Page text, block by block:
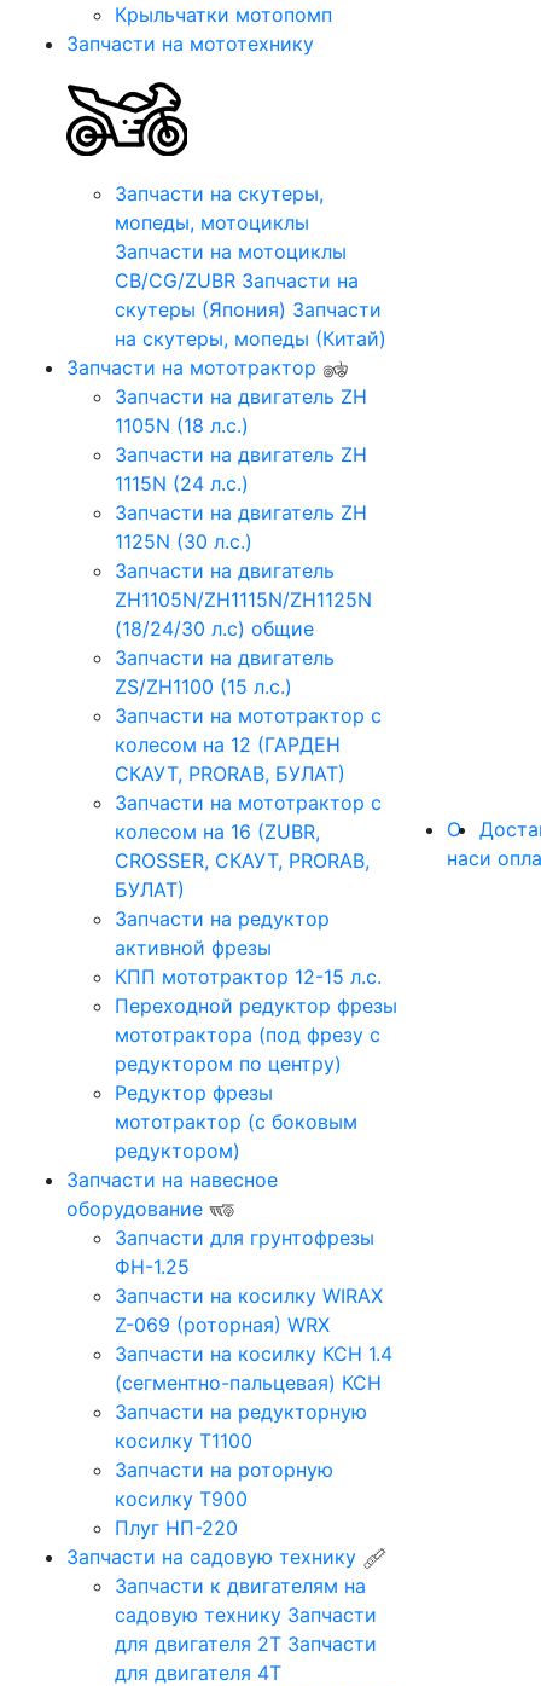
Крыльчатки мотопомп
Запчасти на мототехнику
Запчасти на скутеры,
мопеды, мотоциклы
Запчасти на мотоциклы
CB/CG/ZUBR Запчасти на
скутеры (Япония) Запчасти
на скутеры, мопеды (Китай)
Запчасти на мототрактор
Запчасти на двигатель ZH
1105N (18 л.с.)
Запчасти на двигатель ZH
1115N (24 л.с.)
Запчасти на двигатель ZH
1125N (30 л.с.)
Запчасти на двигатель
ZH1105N/ZH1115N/ZH1125N
(18/24/30 л.с) общие
Запчасти на двигатель
ZS/ZH1100 (15 л.с.)
Запчасти на мототрактор с
колесом на 12 (ГАРДЕН
СКАУТ, PRORAB, БУЛАТ)
Запчасти на мототрактор с
колесом на 16 (ZUBR,
CROSSER, СКАУТ, PRORAB,
БУЛАТ)
Запчасти на редуктор
активной фрезы
КПП мототрактор 12-15 л.с.
Переходной редуктор фрезы
мототрактора (под фрезу с
редуктором по центру)
Редуктор фрезы
мототрактор (с боковым
редуктором)
Запчасти на навесное
оборудование
Запчасти для грунтофрезы
ФН-1.25
Запчасти на косилку WIRAX
Z-069 (роторная) WRX
Запчасти на косилку КСН 1.4
(сегментно-пальцевая) КСН
Запчасти на редукторную
косилку Т1100
Запчасти на роторную
косилку Т900
Плуг НП-220
Запчасти на садовую технику
Запчасти к двигателям на
садовую технику Запчасти
для двигателя 2Т Запчасти
для двигателя 4Т
О
наси